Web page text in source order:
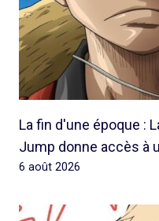
La fin d'une époque :
Jump donne accès à
6 août 2026